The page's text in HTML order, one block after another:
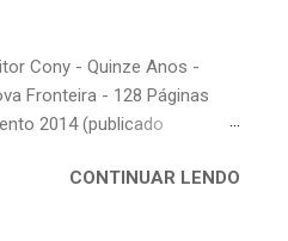
determinado livro ou autor
o contrário. É surpreendente
segunda visita a essas
nossa maturidade, pode
bem ali na nossa estante.
Cony - Quinze Anos -
Fronteira - 128 Páginas
2014 (publicado
contos sobre a infância
CONTINUAR LENDO